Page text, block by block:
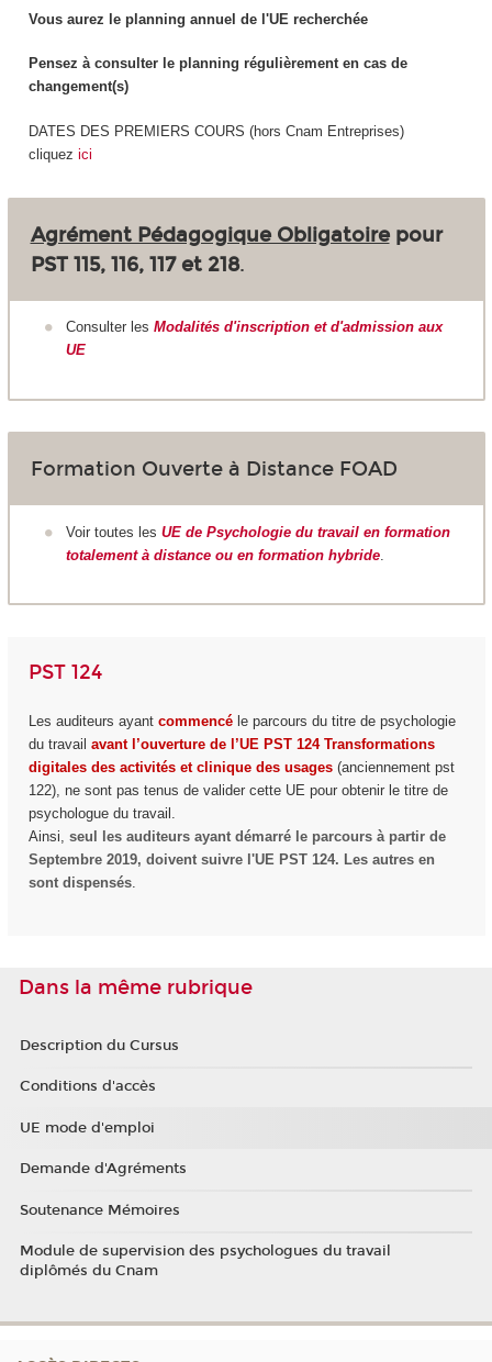
Vous aurez le planning annuel de l'UE recherchée
Pensez à consulter le planning régulièrement en cas de
changement(s)
DATES DES PREMIERS COURS (hors Cnam Entreprises)
cliquez ici
Agrément Pédagogique Obligatoirepour
PST 115, 116, 117 et 218.
Consulter les Modalités d'inscription et d'admission aux
UE
Formation Ouverte à Distance FOAD
Voir toutes les UE de Psychologie du travail en formation
totalement à distance ou en formation hybride.
PST 124
Les auditeurs ayant commencéle parcours du titre de psychologie
du travail avant l’ouverture de l’UE PST 124 Transformations
digitales des activités et clinique des usages(anciennement pst
122), ne sont pas tenus de valider cette UE pour obtenir le titre de
psychologue du travail.
Ainsi, seul les auditeurs ayant démarré le parcours à partir de
Septembre 2019, doivent suivre l'UE PST 124. Les autres en
sont dispensés.
Dans la même rubrique
Description du Cursus
Conditions d'accès
UE mode d'emploi
Demande d'Agréments
Soutenance Mémoires
Module de supervision des psychologues du travail
diplômés du Cnam